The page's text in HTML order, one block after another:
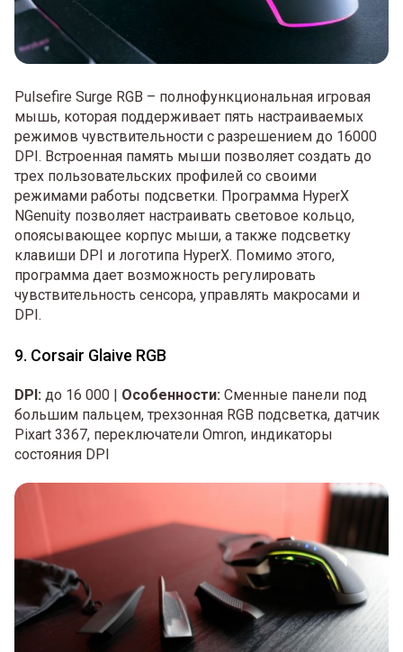
Pulsefire Surge RGB – полнофункциональная игровая
мышь, которая поддерживает пять настраиваемых
режимов чувствительности с разрешением до 16000
DPI. Встроенная память мыши позволяет создать до
трех пользовательских профилей со своими
режимами работы подсветки. Программа HyperX
NGenuity позволяет настраивать световое кольцо,
опоясывающее корпус мыши, а также подсветку
клавиши DPI и логотипа HyperX. Помимо этого,
программа дает возможность регулировать
чувствительность сенсора, управлять макросами и
DPI.
9. Corsair Glaive RGB
DPI: до 16 000 | Особенности: Сменные панели под
большим пальцем, трехзонная RGB подсветка, датчик
Pixart 3367, переключатели Omron, индикаторы
состояния DPI